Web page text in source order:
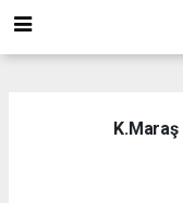
K.Maraş